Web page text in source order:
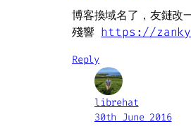
博客換域名了，友鏈改
殘響 https://
Reply
librehat
30th June 2016